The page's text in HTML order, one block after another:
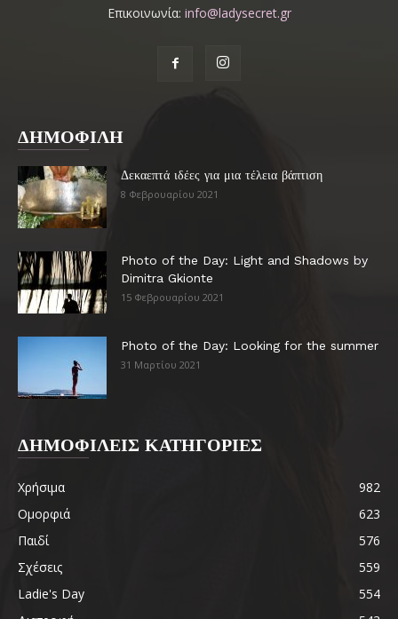
Επικοινωνία: info@ladysecret.gr
ΔΗΜΟΦΙΛΗ
Δεκαεπτά ιδέες για μια τέλεια βάπτιση
8 Φεβρουαρίου 2021
Photo of the Day: Light and Shadows by
Dimitra Gkionte
15 Φεβρουαρίου 2021
Photo of the Day: Looking for the summer
31 Μαρτίου 2021
ΔΗΜΟΦΙΛΕΙΣ ΚΑΤΗΓΟΡΙΕΣ
Χρήσιμα
982
Ομορφιά
623
Παιδί
576
Σχέσεις
559
Ladie's Day
554